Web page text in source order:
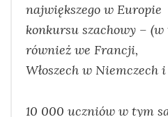
największego w Europie
konkursu szachowy –
również we Francji,
Włoszech w Niemczech
10 000 uczniów w tym